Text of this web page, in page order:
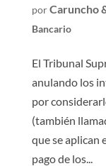
porCaruncho
Bancario
El Tribunal
anulando los
por
(también
que se aplican
pago de los...